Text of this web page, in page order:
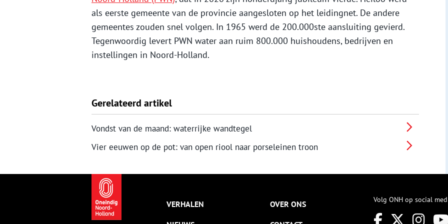
als eerste gemeente van de provincie aangesloten op het leidingnet. De andere
gemeentes zouden snel volgen. In 1965 werd de 200.000ste aansluiting gevierd.
Tegenwoordig levert PWN water aan ruim 800.000 huishoudens, bedrijven en
instellingen in Noord-Holland.
Gerelateerd artikel
Vondst van de maand: waterrijke wandtegel
Vier eeuwen op de pot: van open riool naar porseleinen troon
VERHALEN OVER ONS Volg ONH op social